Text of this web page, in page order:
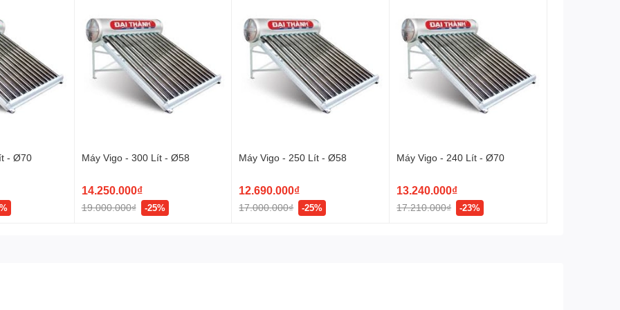
xuống khu vực sử dụng:
bên kỹ thuật viên của Tân Á Đại Thành sẽ nhận thi công với mức phí được tính như sau:
PPR ), nếu vật liệu này dùng vẫn không đủ, quý khách phải mua thêm hoặc thỏa thuận mức khoán với bộ phận kỹ thuật thi
lượng mặt trời phải thỏa 3 điều kiện cần và đủ ở trên.
- Ø70 Máy Vigo - 300 Lít - Ø58
14.250.000₫
19.000.000₫ -25%
Máy Vigo - 250 Lít - Ø58
12.690.000₫
17.000.000₫ -25%
Máy Vigo - 240 Lít - Ø70
13.240.000₫
17.210.000₫ -23%